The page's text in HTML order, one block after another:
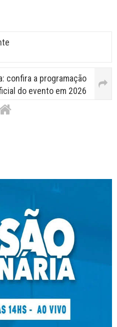
confira a programação
do evento em 2026
APPID